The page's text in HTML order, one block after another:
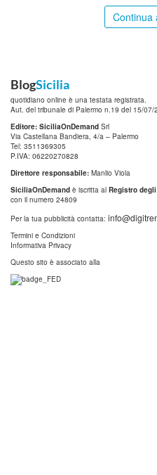
Continua
BlogSicilia
quotidiano online è una testata registrata.
Aut. del tribunale di Palermo n.19 del 15/07/
Editore: SiciliaOnDemand Srl
Via Castellana Bandiera, 4/a – Palermo
Tel: 3511369305
P.IVA: 06220270828
Direttore responsabile: Manlio Viola
SiciliaOnDemand è iscritta al Registro
con il numero 24809
Per la tua pubblicità contatta:
Termini e Condizioni
Informativa Privacy
Questo sito è associato alla